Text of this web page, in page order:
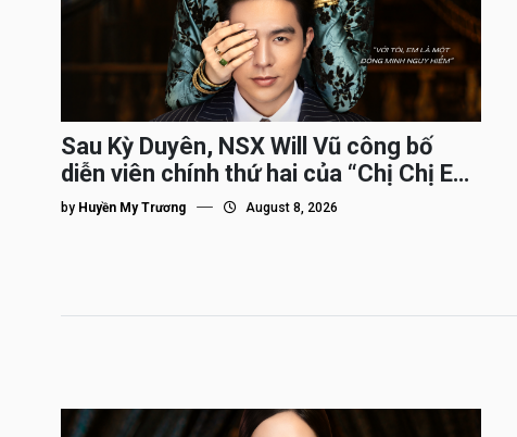
Sau Kỳ Duyên, NSX Will Vũ công bố
diễn viên chính thứ hai của “Chị Chị Em
Em 3″
by Huyền My Trương August 8, 2026